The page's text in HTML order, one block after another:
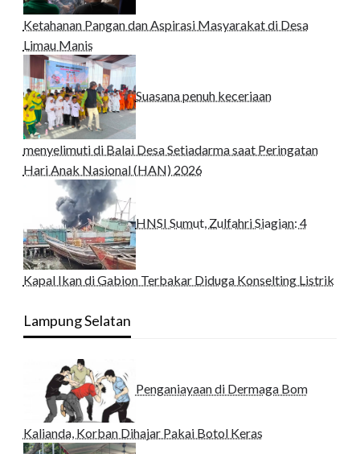
Ketahanan Pangan dan Aspirasi Masyarakat di Desa
Limau Manis
Suasana penuh keceriaan
menyelimuti di Balai Desa Setiadarma saat Peringatan
Hari Anak Nasional (HAN) 2026
HNSI Sumut, Zulfahri Siagian: 4
Kapal Ikan di Gabion Terbakar Diduga Konselting Listrik
Lampung Selatan
Penganiayaan di Dermaga Bom
Kalianda, Korban Dihajar Pakai Botol Keras